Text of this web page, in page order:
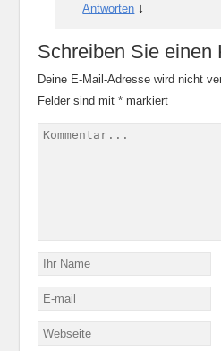
Antworten ↓
Schreiben Sie einen
Deine E-Mail-Adresse wird nicht
Felder sind mit* markiert